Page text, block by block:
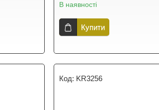
В наявності
Купити
KR3256